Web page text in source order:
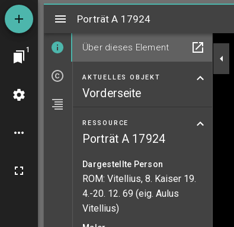
1
MiradorPorträt A 17924
Über dieses Element
AKTUELLES OBJEKT
Vorderseite
RESSOURCE
Porträt A 17924
Dargestellte Person
ROM: Vitellius, 8. Kaiser 19.
4.-20. 12. 69 (eig. Aulus
Vitellius)
Porträt A 17924